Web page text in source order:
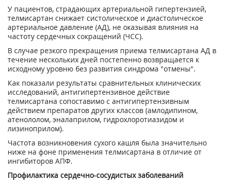
У пациентов, страдающих артериальной гипертензией,
телмисартан снижает систолическое и диастолическое
артериальное давление (АД), не оказывая влияния на
частоту сердечных сокращений (ЧСС).
В случае резкого прекращения приема телмисартана АД в
течение нескольких дней постепенно возвращается к
исходному уровню без развития синдрома "отмены".
Как показали результаты сравнительных клинических
исследований, антигипертензивное действие
телмисартана сопоставимо с антигипертензивным
действием препаратов других классов (амлодипином,
атенололом, эналаприлом, гидрохлоротиазидом и
лизиноприлом).
Частота возникновения сухого кашля была значительно
ниже на фоне применения телмисартана в отличие от
ингибиторов АПФ.
Профилактика сердечно-сосудистых заболеваний